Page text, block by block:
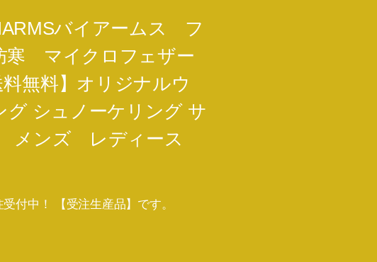
バイアームス フ
寒 マイクロフェザー
無料】オリジナルウ
グ シュノーケリング サ
メンズ レディース
付中！ 【受注生産品】です。